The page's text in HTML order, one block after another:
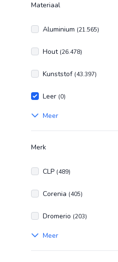
Materiaal
Aluminium (21.565)
Hout (26.478)
Kunststof (43.397)
Leer (0)
Meer
Merk
CLP (489)
Corenia (405)
Dromerio (203)
Meer